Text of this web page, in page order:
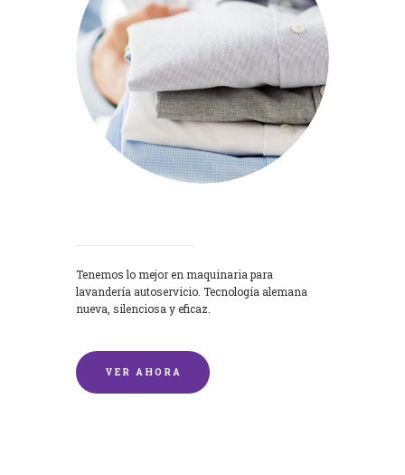
Tenemos lo mejor en maquinaria para
lavandería autoservicio. Tecnología alemana
nueva, silenciosa y eficaz.
VER AHORA